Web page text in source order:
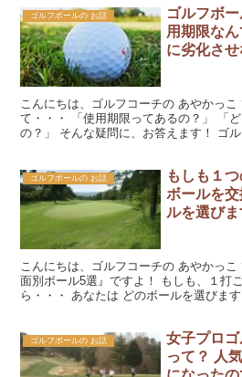
ゴルフボールの お話
ゴルフボ
用期限な
に劣化さ
こんにちは、ゴルフコーチの あやかっ
て・・・ 「使用期限ってあるの？」 「
の？」 そんな疑問に、お答えます！ ゴ
ゴルフボールの お話
もしも１
ボールを
ルを選び
こんにちは、ゴルフコーチの あやかっ
面別ボール5選』ですよ！ もしも、１打
ら・・・ あなたは どのボールを選びま
ゴルフボールの お話
女子プロ
って？ 人